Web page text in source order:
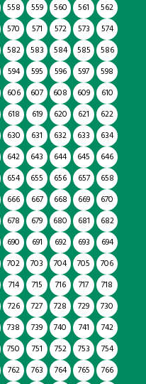
558 559 560 561
562
570 571 572 573
574
582 583 584 585
586
594 595 596 597
598
606 607 608 609
610
618 619 620 621
622
630 631 632 633
634
642 643 644 645
646
654 655 656 657
658
666 667 668 669
670
678 679 680 681
682
690 691 692 693
694
702 703 704 705
706
714 715 716 717
718
726 727 728 729
730
738 739 740 741
742
750 751 752 753
754
762 763 764 765
766